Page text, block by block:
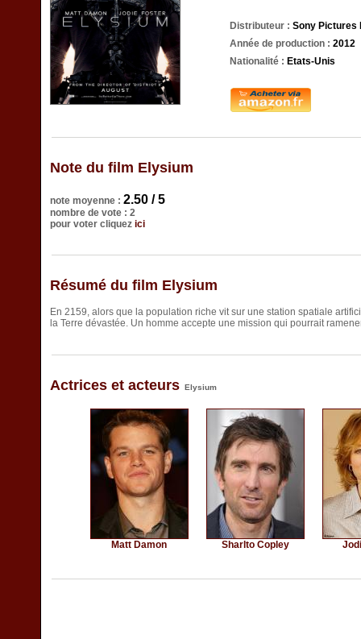
Distributeur : Sony Pictures
Année de production : 2012
Nationalité : Etats-Unis
Note du film Elysium
note moyenne : 2.50 / 5
nombre de vote : 2
pour voter cliquez ici
Résumé du film Elysium
En 2159, alors que la population riche vit sur une station spatiale
la Terre dévastée. Un homme accepte une mission qui pourrait
Actrices et acteurs Elysium
Matt Damon Sharlto Copley